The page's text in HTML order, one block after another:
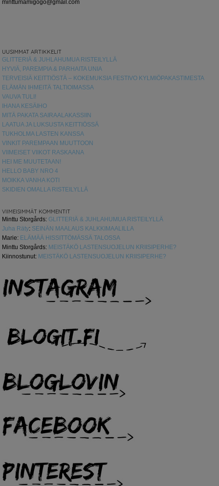
minttumamigogo@gmail.com
UUSIMMAT ARTIKKELIT
GLITTERIÄ & JUHLAHUMUA RISTEILYLLÄ
HYVIÄ, PAREMPIA & PARHAITA UNIA
TERVEISIÄ KEITTIÖSTÄ – KOKEMUKSIA FESTIVO KYLMIÖPAKASTIMESTA
ELÄMÄN IHMEITÄ TALTIOIMASSA
VAUVA TULI!
IHANA KESÄIHO
MITÄ PAKATA SAIRAALAKASSIIN
LAATUA JA LUKSUSTA KEITTIÖSSÄ
TUKHOLMA LASTEN KANSSA
VINKIT PAREMPAAN MUUTTOON
VIIMEISET VIIKOT RASKAANA
HEI ME MUUTETAAN!
HELLO BABY NRO 4
MOIKKA VANHA KOTI
SKIDIEN OMALLA RISTEILYLLÄ
VIIMEISIMMÄT KOMMENTIT
Minttu Storgårds: GLITTERIÄ & JUHLAHUMUA RISTEILYLLÄ
Juha Räty: SEINÄN MAALAUS KALKKIMAALILLA
Marie: ELÄMÄÄ HISSITTÖMÄSSÄ TALOSSA
Minttu Storgårds: MEISTÄKÖ LASTENSUOJELUN KRIISIPERHE?
Kiinnostunut: MEISTÄKÖ LASTENSUOJELUN KRIISIPERHE?